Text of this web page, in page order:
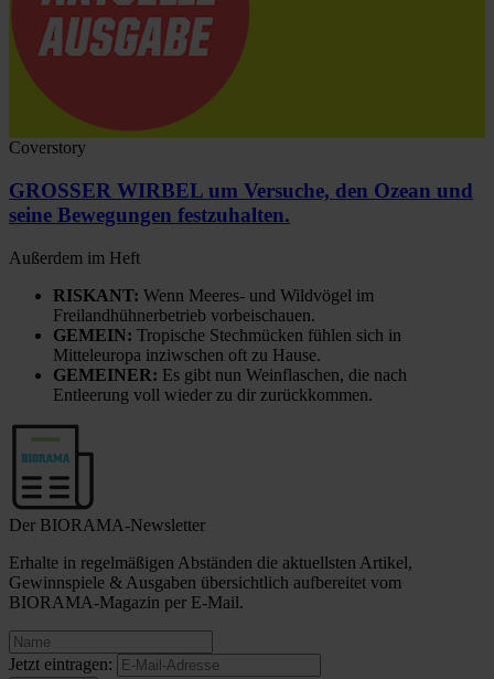
Coverstory
GROSSER WIRBEL um Versuche, den Ozean und
seine Bewegungen festzuhalten.
Außerdem im Heft
RISKANT: Wenn Meeres- und Wildvögel im
Freilandhühnerbetrieb vorbeischauen.
GEMEIN: Tropische Stechmücken fühlen sich in
Mitteleuropa inziwschen oft zu Hause.
GEMEINER: Es gibt nun Weinflaschen, die nach
Entleerung voll wieder zu dir zurückkommen.
Der BIORAMA-Newsletter
Erhalte in regelmäßigen Abständen die aktuellsten Artikel,
Gewinnspiele & Ausgaben übersichtlich aufbereitet vom
BIORAMA-Magazin per E-Mail.
Jetzt eintragen: